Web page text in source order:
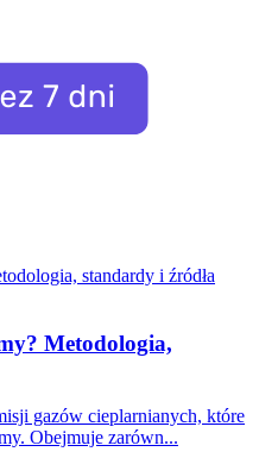
standardy i źródła
Metodologia,
gazów cieplarnianych, które
Obejmuje zarówn...